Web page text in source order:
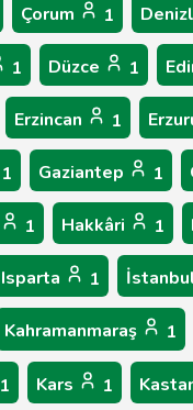
Çorum 1
1 Düzce 1
Erzincan 1
1 Gaziantep 1
1 Hakkâri 1
Isparta 1
Kahramanmaraş 1
1 Kars 1